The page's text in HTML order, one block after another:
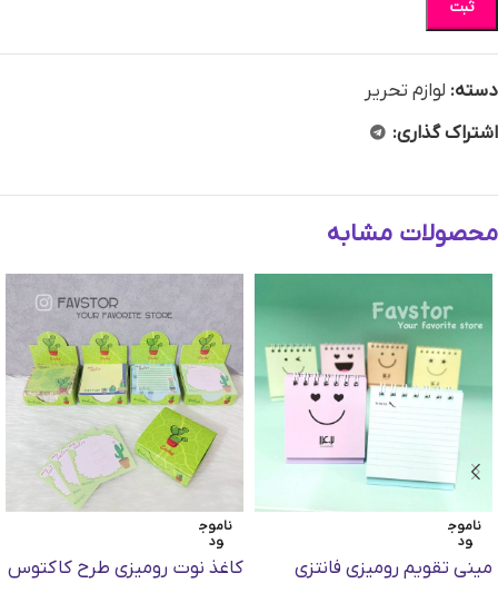
ثبت
دسته: لوازم تحریر
اشتراک گذاری:
محصولات مشابه
ناموج
ود
مینی تقویم رومیزی فانتزی
ناموج
ود
کاغذ نوت رومیزی طرح کاکتوس